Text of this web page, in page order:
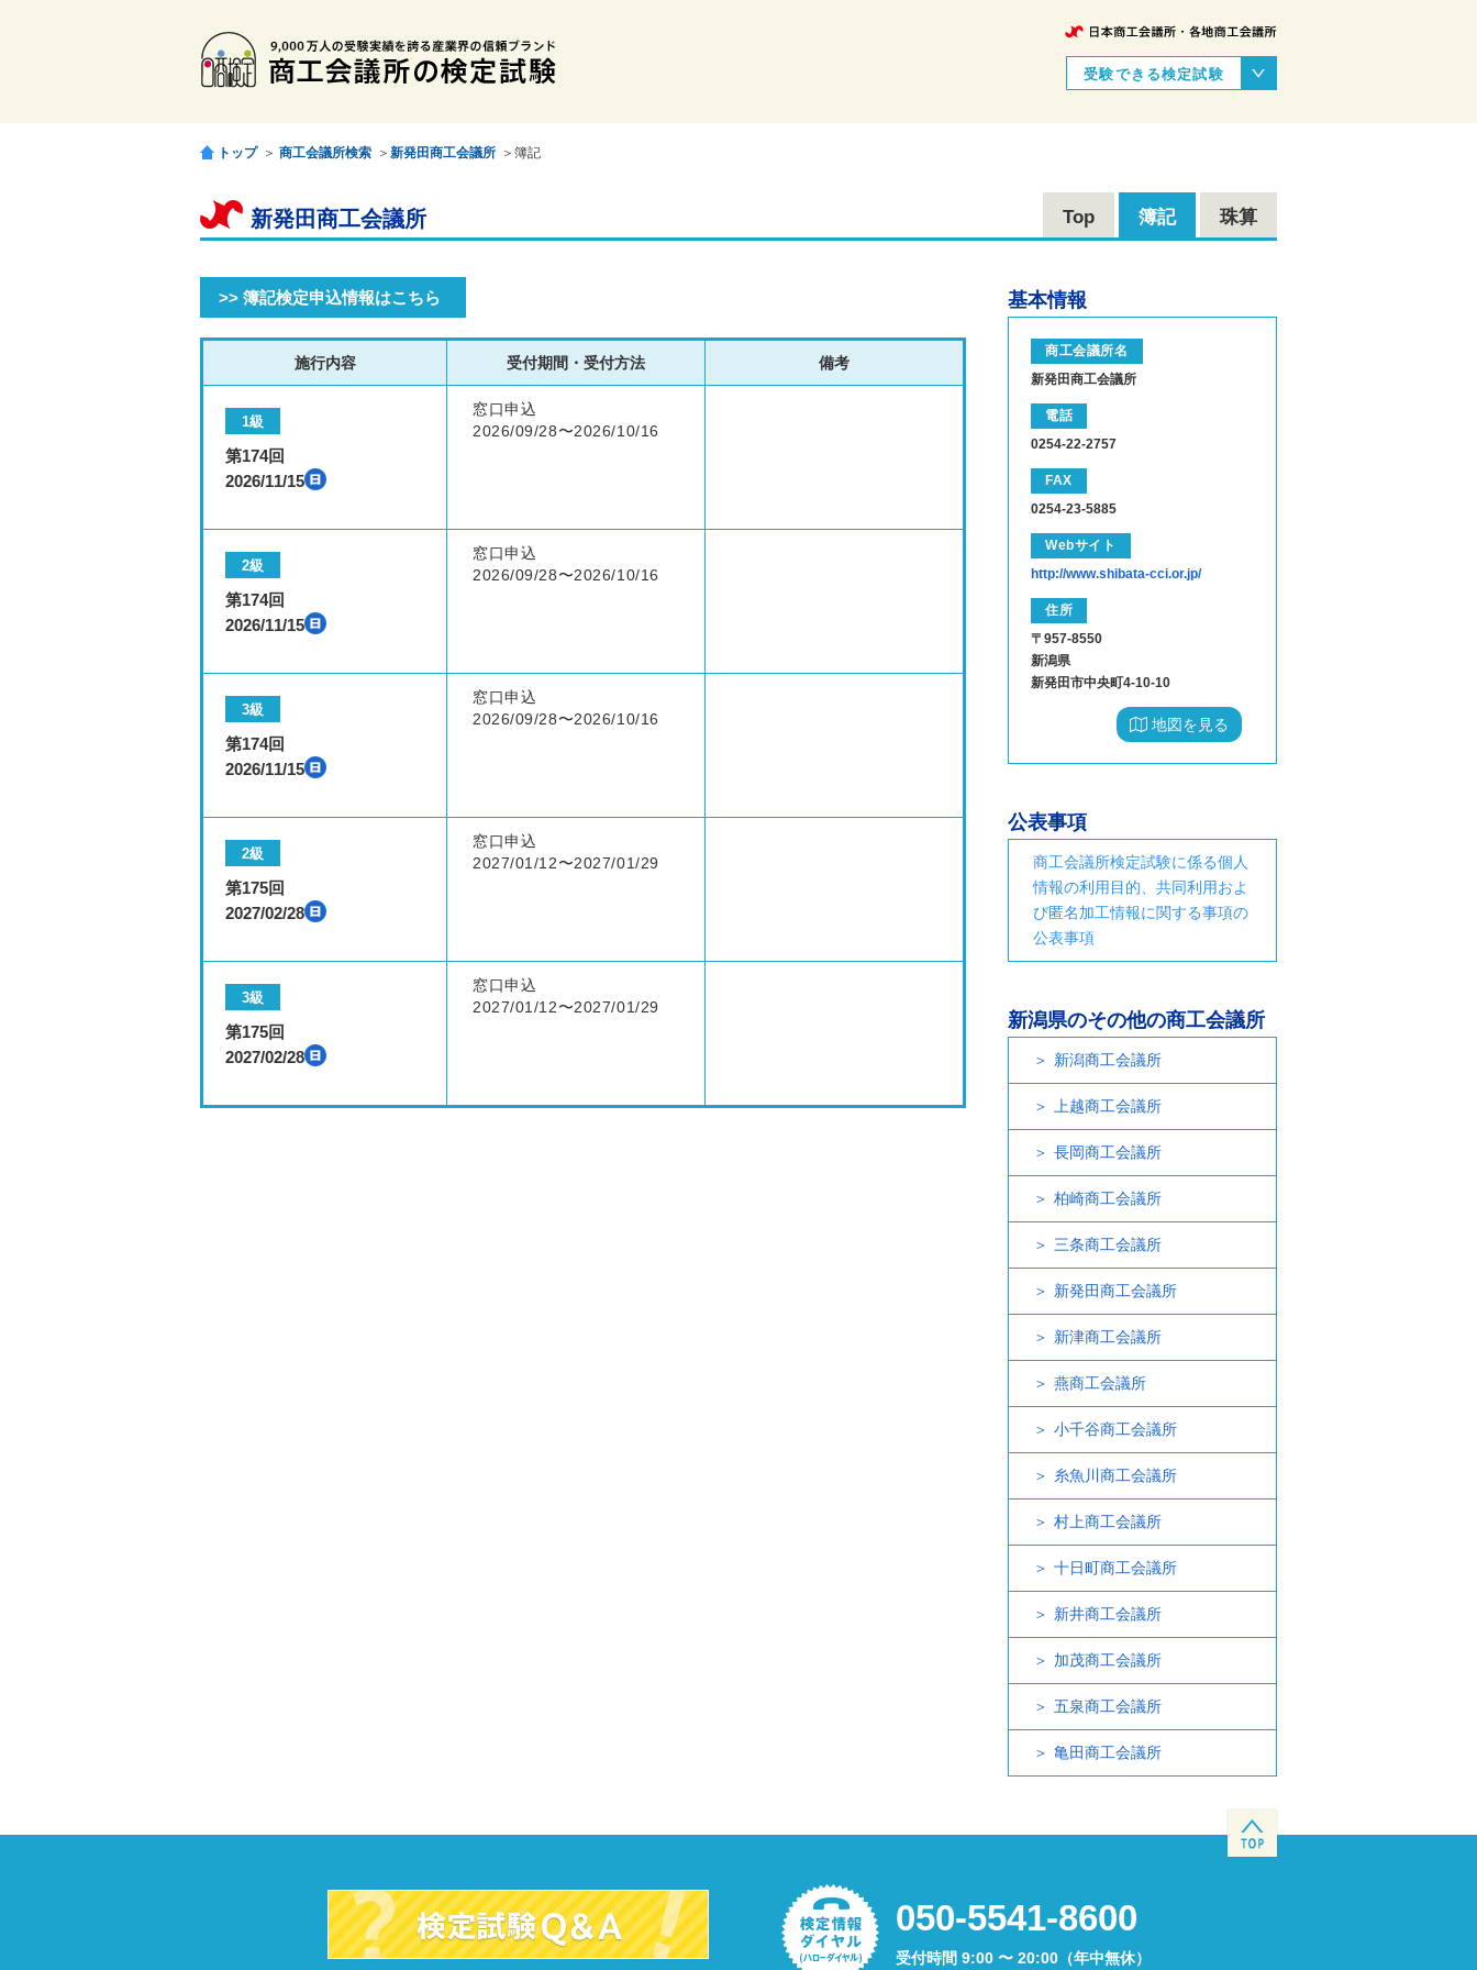
受験できる検定試験
トップ ＞ 商工会議所検索 ＞ 新発田商工会議所 ＞簿記
新発田商工会議所 Top 簿記 珠算
>> 簿記検定申込情報はこちら
施行内容 受付期間・受付方法 備考
1級
第174回
2026/11/15
窓口申込
2026/09/28〜2026/10/16
2級
第174回
2026/11/15
窓口申込
2026/09/28〜2026/10/16
3級
第174回
2026/11/15
窓口申込
2026/09/28〜2026/10/16
2級
第175回
2027/02/28
窓口申込
2027/01/12〜2027/01/29
3級
第175回
2027/02/28
窓口申込
2027/01/12〜2027/01/29
基本情報
商工会議所名
新発田商工会議所
電話
0254-22-2757
FAX
0254-23-5885
Webサイト
http://www.shibata-cci.or.jp/
住所
〒957-8550
新潟県
新発田市中央町4-10-10
地図を見る
公表事項
商工会議所検定試験に係る個人
情報の利用目的、共同利用およ
び匿名加工情報に関する事項の
公表事項
新潟県のその他の商工会議所
新潟商工会議所
上越商工会議所
長岡商工会議所
柏崎商工会議所
三条商工会議所
新発田商工会議所
新津商工会議所
燕商工会議所
小千谷商工会議所
糸魚川商工会議所
村上商工会議所
十日町商工会議所
新井商工会議所
加茂商工会議所
五泉商工会議所
亀田商工会議所
050-5541-8600
受付時間 9:00 〜 20:00（年中無休）